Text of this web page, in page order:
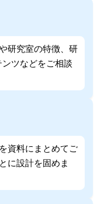
研究室の特徴、研
ツなどをご相談
資料にまとめてご
に設計を固めま